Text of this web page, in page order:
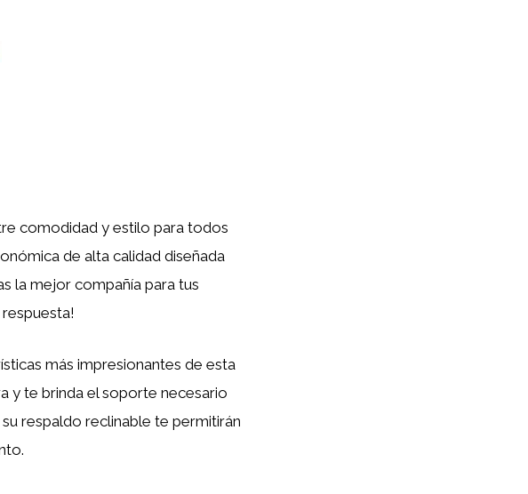
comodidad y estilo para todos
de alta calidad diseñada
la mejor compañía para tus
más impresionantes de esta
y te brinda el soporte necesario
respaldo reclinable te permitirán